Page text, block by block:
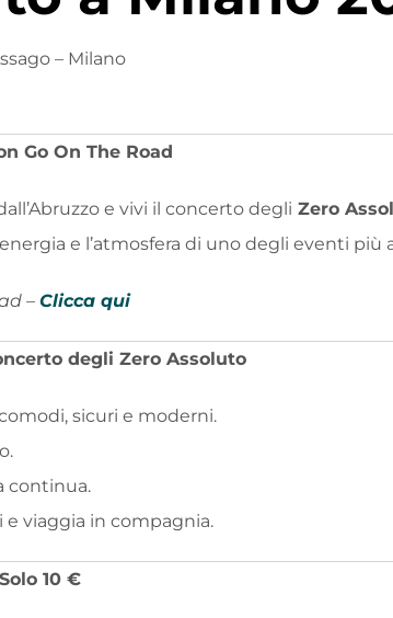
– Milano
Go On The Road
e vivi il concerto degli Zero
e l’atmosfera di uno degli eventi più
–Clicca qui
degli Zero Assoluto
sicuri e moderni.
continua.
viaggia in compagnia.
10 €